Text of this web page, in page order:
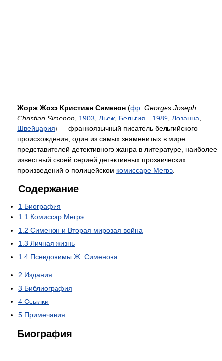
Жорж Жозэ Кристиан Сименон (фр. Georges Joseph
Christian Simenon 1903 Льеж Бельгия—1989 Лозанна
Швейцария) — франкоязычный писатель бельгийского
происхождения, один из самых знаменитых в мире
представителей детективного жанра в литературе, наиболее
известный своей серией детективных прозаических
произведений о полицейском комиссаре Мегрэ
Содержание
1 Биография
1.1 Комиссар Мегрэ
1.2 Сименон и Вторая мировая война
1.3 Личная жизнь
1.4 Псевдонимы Ж. Сименона
2 Издания
3 Библиография
4 Ссылки
5 Примечания
Биография